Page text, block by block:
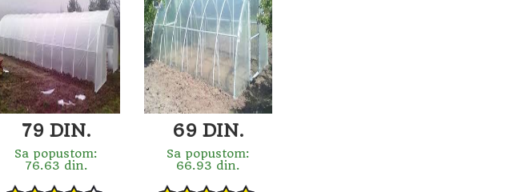
79 DIN.
Sa popustom:
76.63 din.
69 DIN.
Sa popustom:
66.93 din.